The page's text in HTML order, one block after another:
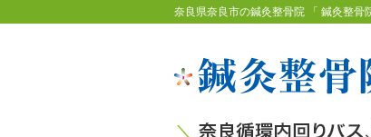
奈良県奈良市の鍼灸整骨院 「 鍼灸整骨